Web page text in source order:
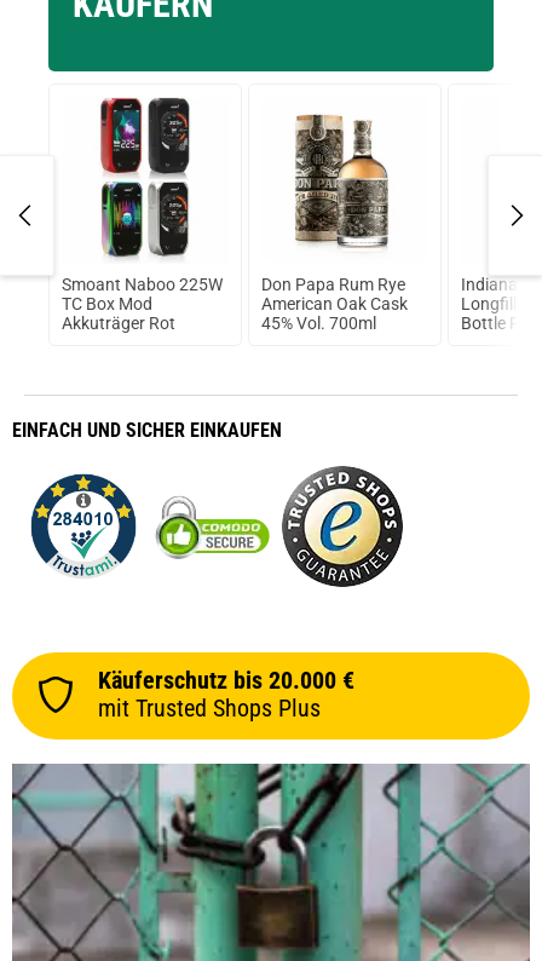
Smoant Naboo 225W
TC Box Mod
Akkuträger Rot
Don Papa Rum Rye
American Oak Cask
45% Vol. 700ml
Indiana
Longfill
Bottle
EINFACH UND SICHER EINKAUFEN
Käuferschutz bis 20.000 €
mit Trusted Shops Plus